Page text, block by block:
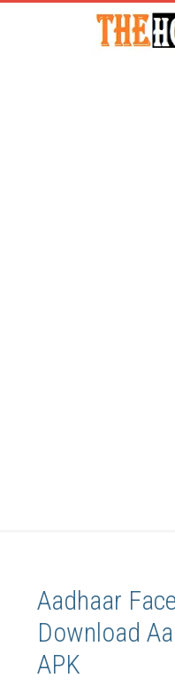
Aadhaar
Download
APK